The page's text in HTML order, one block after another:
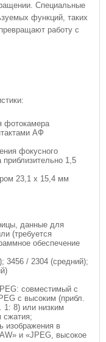
Специальные
функций, таких
работу с
фотокамера
АФ
фокусного
приблизительно 1,5
23,1 x 15,4 мм
данные для
(требуется
обеспечение
3456 / 2304 (средний);
совместимый с
с высоким (прибл.
1: 8) или низким
сжатия;
изображения в
и «JPEG, высокое